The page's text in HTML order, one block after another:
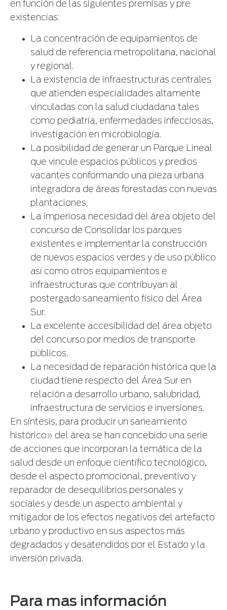
en función de las siguientes premisas y pre
existencias:
La concentración de equipamientos de
salud de referencia metropolitana, nacional
y regional.
La existencia de infraestructuras centrales
que atienden especialidades altamente
vinculadas con la salud ciudadana tales
como pediatría, enfermedades infecciosas,
investigación en microbiología.
La posibilidad de generar un Parque Lineal
que vincule espacios públicos y predios
vacantes conformando una pieza urbana
integradora de áreas forestadas con nuevas
plantaciones.
La imperiosa necesidad del área objeto del
concurso de Consolidar los parques
existentes e implementar la construcción
de nuevos espacios verdes y de uso público
así como otros equipamientos e
infraestructuras que contribuyan al
postergado saneamiento físico del Área
Sur.
La excelente accesibilidad del área objeto
del concurso por medios de transporte
públicos.
La necesidad de reparación histórica que la
ciudad tiene respecto del Área Sur en
relación a desarrollo urbano, salubridad,
infraestructura de servicios e inversiones.
En síntesis, para producir un saneamiento
histórico» del área se han concebido una serie
de acciones que incorporan la temática de la
salud desde un enfoque científico tecnológico,
desde el aspecto promocional, preventivo y
reparador de desequilibrios personales y
sociales y desde un aspecto ambiental y
mitigador de los efectos negativos del artefacto
urbano y productivo en sus aspectos más
degradados y desatendidos por el Estado y la
inversión privada.
Para mas información